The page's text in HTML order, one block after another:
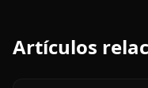
Artículos